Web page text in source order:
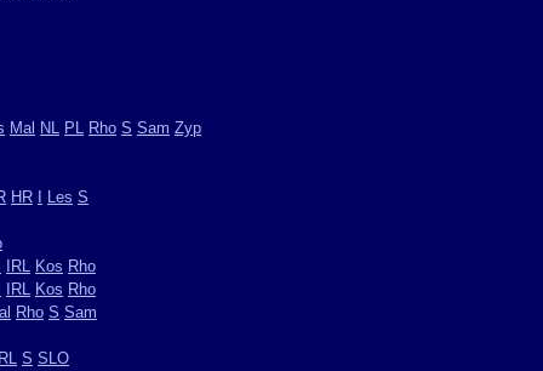
Mal NL PL Rho S Sam Zyp
HR Les S
IRL Kos Rho
IRL Kos Rho
Rho S Sam
IRL S SLO